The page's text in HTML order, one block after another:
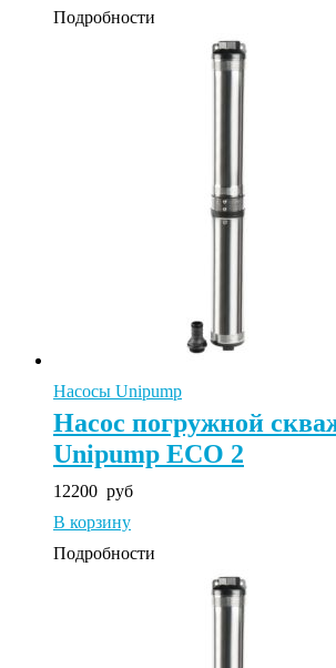
Подробности
Насосы Unipump
Насос погружной
Unipump ECO 2
12200 руб
В корзину
Подробности